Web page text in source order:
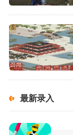
最新录入